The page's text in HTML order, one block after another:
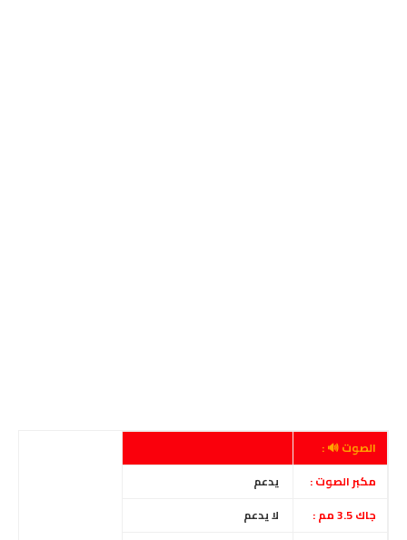
الصوت 🔊 :
مكبر الصوت :
يدعم
جاك 3.5 مم :
لايدعم